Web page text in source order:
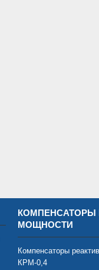
КОМПЕНСАТОРЫ
МОЩНОСТИ
Компенсаторы
КРМ-0,4